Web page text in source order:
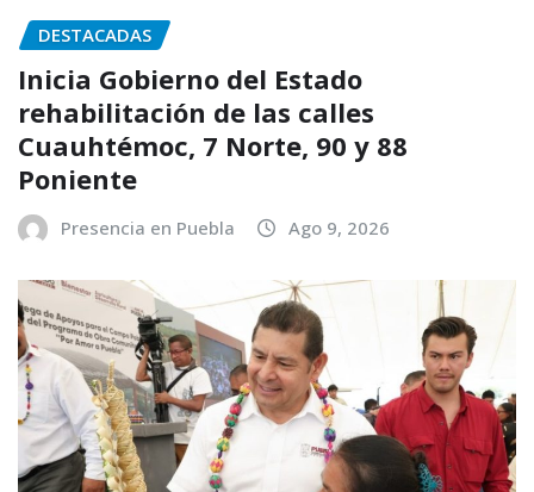
DESTACADAS
Inicia Gobierno del Estado
rehabilitación de las calles
Cuauhtémoc, 7 Norte, 90 y 88
Poniente
Presencia en Puebla Ago 9, 2026